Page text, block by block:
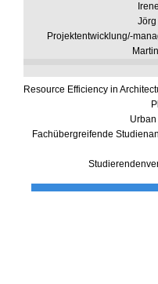
Projektentwicklung/-
Resource Efficiency in
Fachübergreifende